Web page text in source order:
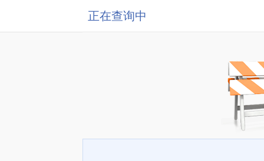
正在查询中